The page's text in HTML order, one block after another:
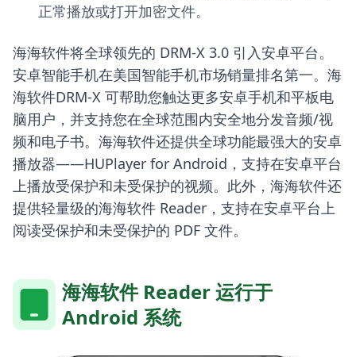
正常播放或打开加密文件。
海海软件将全球领先的 DRM-X 3.0 引入安卓平台。
安卓智能手机在美国智能手机市场销量排名第一。海
海软件DRM-X 可帮助您触达更多安卓手机和平板电
脑用户，并支持您在全球范围内安全地分发音频/视
频和电子书。海海软件还提供全球功能最强大的安卓
播放器——HUPlayer for Android，支持在安卓平台
上播放受保护和未受保护的视频。此外，海海软件还
提供轻量级的海海软件 Reader，支持在安卓平台上
阅读受保护和未受保护的 PDF 文件。
海海软件 Reader 运行于
Android 系统